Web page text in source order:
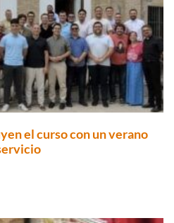
el curso con un verano